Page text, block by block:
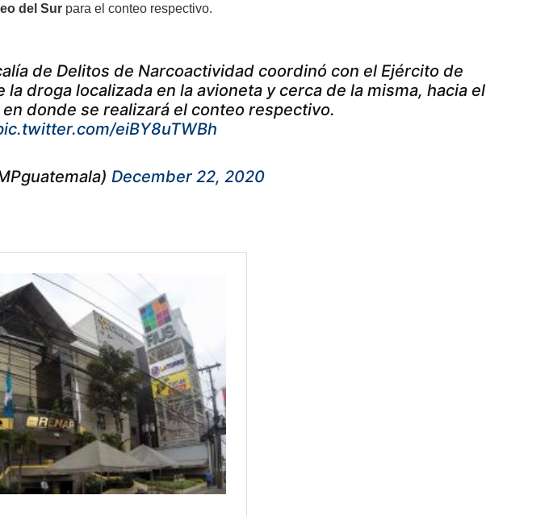
del Sur para el conteo respectivo.
de Delitos de Narcoactividad coordinó con el Ejército de
la droga localizada en la avioneta y cerca de la misma, hacia el
donde se realizará el conteo respectivo.
eiBY8uTWBh
December 22, 2020